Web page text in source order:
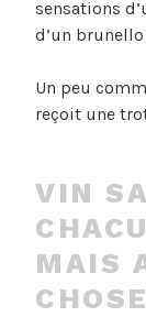
sensations
d’un
Un peu
reçoit une
VIN
MAIS